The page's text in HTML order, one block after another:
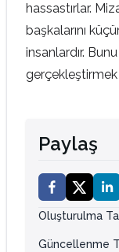
hassastırlar.
başkalarını
insanlardır.
gerçekleştirmek
Paylaş
Oluşturulma
Güncellenme